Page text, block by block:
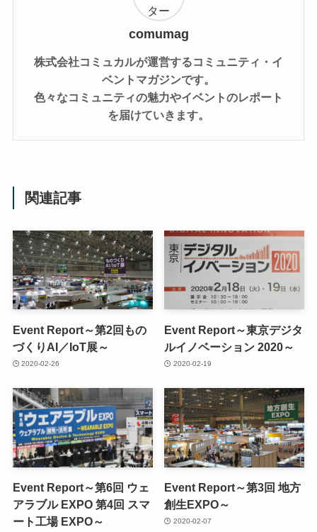
comumag
株式会社コミュカルが運営するコミュニティ・イ
ベントマガジンです。
色々なコミュニティの魅力やイベントのレポート
を届けていきます。
関連記事
Event Report～第2回もの
づくりAI／IoT展～
2020-02-26
Event Report～東京デジタ
ルイノベーション 2020～
2020-02-19
Event Report～第6回 ウェ
アラブル EXPO 第4回 スマ
ート工場 EXPO～
Event Report～第3回 地方
創生EXPO～
2020-02-07